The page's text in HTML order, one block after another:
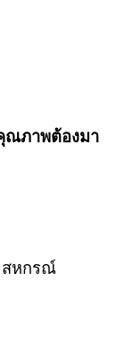
ณภาพต้องมา
สหกรณ์